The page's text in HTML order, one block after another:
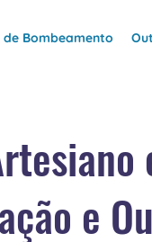
de Bombeamento
e